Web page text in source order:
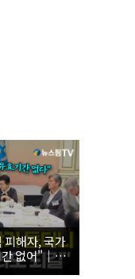
해자, 국가
없어"｜
찬